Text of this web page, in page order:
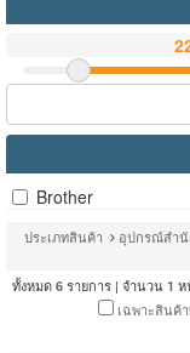
Brother
ประเภทสินค้า อุปกรณ์สำ
ทั้งหมด 6 รายการ | จำนวน 1 ห
เฉพาะสินค้